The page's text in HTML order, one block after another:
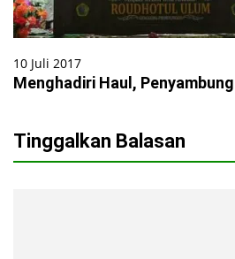
10 Juli 2017
Menghadiri Haul,
Tinggalkan Balasan